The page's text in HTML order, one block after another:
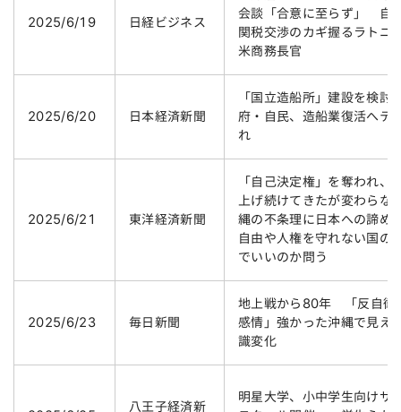
2025/6/19 日経ビジネス
会談「合意に至らず」 自
関税交渉のカギ握るラトニ
米商務長官
2025/6/20 日本経済新聞
「国立造船所」建設を検
府・自民、造船業復活へテ
れ
2025/6/21 東洋経済新聞
「自己決定権」を奪われ、
上げ続けてきたが変わらな
縄の不条理に日本への諦め
自由や人権を守れない国の
でいいのか問う
2025/6/23 毎日新聞
地上戦から80年 「反自衛
感情」強かった沖縄で見え
識変化
八王子経済新
明星大学、小中学生向けサ